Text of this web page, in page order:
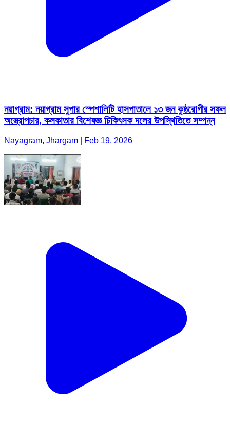
নয়াগ্রাম: নয়াগ্রাম সুপার স্পেশালিটি হাসপাতালে ১৩ জন কুষ্ঠরোগীর সফল
অস্ত্রোপচার, কলকাতার বিশেষজ্ঞ চিকিৎসক দলের উপস্থিতিতে সম্পন্ন
Nayagram, Jhargam | Feb 19, 2026